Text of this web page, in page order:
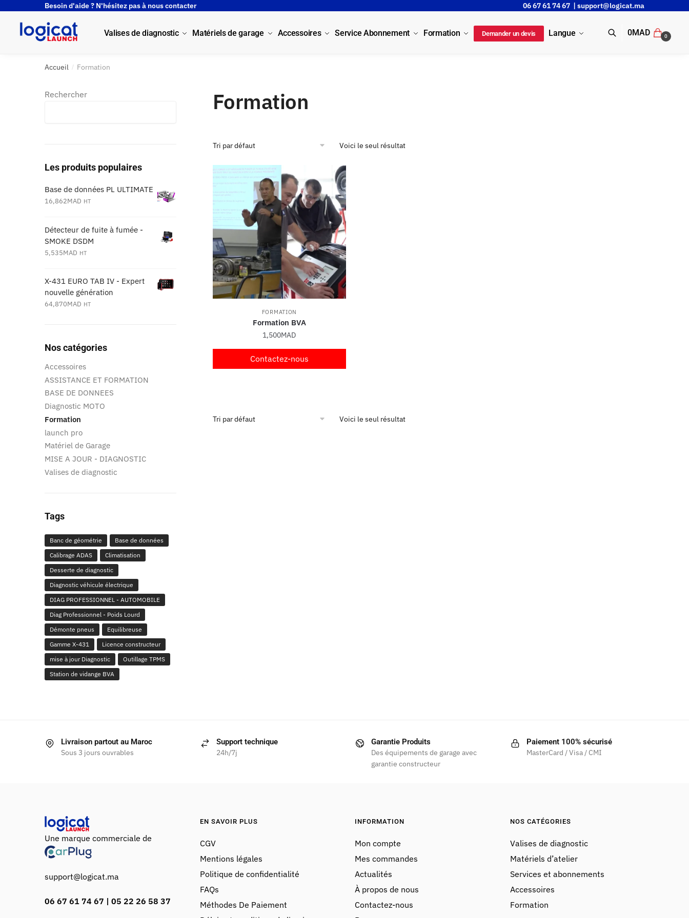
Besoin d'aide ? N'hésitez pas à nous contacter 06 67 61 74 67 | support@logicat.ma
Valises de diagnostic Matériels de garage Accessoires Service Abonnement Formation Demander un devis Langue 0MAD 0
Accueil / Formation
Formation
Voici le seul résultat
FORMATION
Formation BVA
1,500MAD
Contactez-nous
Voici le seul résultat
Rechercher
Rechercher
Les produits populaires
Base de données PL ULTIMATE
16,862MAD HT
Détecteur de fuite à fumée -
SMOKE DSDM
5,535MAD HT
X-431 EURO TAB IV - Expert
nouvelle génération
64,870MAD HT
Nos catégories
Accessoires
ASSISTANCE ET FORMATION
BASE DE DONNEES
Diagnostic MOTO
Formation
launch pro
Matériel de Garage
MISE A JOUR - DIAGNOSTIC
Valises de diagnostic
Tags
Banc de géométrie
Base de données
Calibrage ADAS
Climatisation
Desserte de diagnostic
Diagnostic véhicule électrique
DIAG PROFESSIONNEL - AUTOMOBILE
Diag Professionnel - Poids Lourd
Démonte pneus
Equilibreuse
Gamme X-431
Licence constructeur
mise à jour Diagnostic
Outillage TPMS
Station de vidange BVA
Livraison partout au Maroc
Sous 3 jours ouvrables
Support technique
24h/7j
Garantie Produits
Des équipements de garage avec
garantie constructeur
Paiement 100% sécurisé
MasterCard / Visa / CMI
Une marque commerciale de
support@logicat.ma
06 67 61 74 67 | 05 22 26 58 37
EN SAVOIR PLUS
CGV
Mentions légales
Politique de confidentialité
FAQs
Méthodes De Paiement
INFORMATION
Mon compte
Mes commandes
Actualités
À propos de nous
Contactez-nous
NOS CATÉGORIES
Valises de diagnostic
Matériels d’atelier
Services et abonnements
Accessoires
Formation